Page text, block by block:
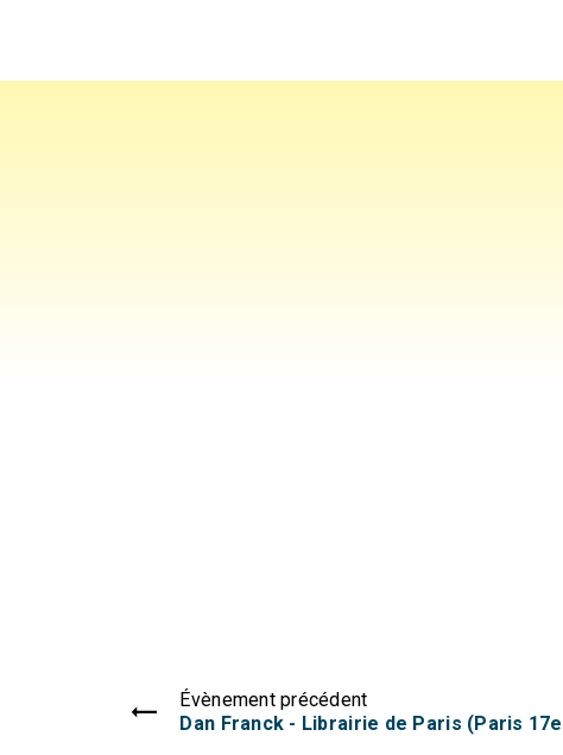
Évènement précédent
Dan Franck - Librairie de Paris (Paris